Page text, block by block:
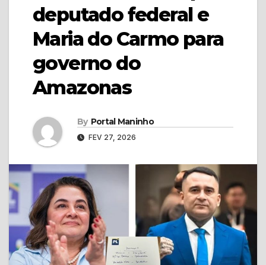
deputado federal e
Maria do Carmo para
governo do
Amazonas
By Portal Maninho
FEV 27, 2026